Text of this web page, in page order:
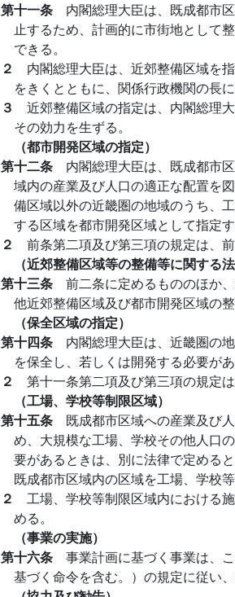
第十一条 内閣総理大臣は、既成都市
止するため、計画的に市街地として
できる。
２ 内閣総理大臣は、近郊整備区域を
をきくとともに、関係行政機関の長
３ 近郊整備区域の指定は、内閣総理
その効力を生ずる。
（都市開発区域の指定）
第十二条 内閣総理大臣は、既成都市
域内の産業及び人口の適正な配置を
備区域以外の近畿圏の地域のうち、
する区域を都市開発区域として指定す
２ 前条第二項及び第三項の規定は、
（近郊整備区域等の整備等に関する法
第十三条 前二条に定めるもののほか
他近郊整備区域及び都市開発区域の
（保全区域の指定）
第十四条 内閣総理大臣は、近畿圏の
を保全し、若しくは開発する必要が
２ 第十一条第二項及び第三項の規定
（工場、学校等制限区域）
第十五条 既成都市区域への産業及び
め、大規模な工場、学校その他人口
要があるときは、別に法律で定める
既成都市区域内の区域を工場、学校
２ 工場、学校等制限区域内における
める。
（事業の実施）
第十六条 事業計画に基づく事業は、
基づく命令を含む。）の規定に従い